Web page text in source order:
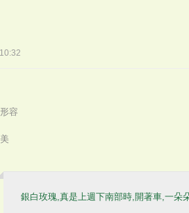
10:32
容
銀白玫瑰,真是上週下南部時,開著車,一朵